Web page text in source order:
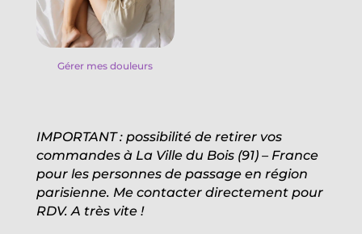
Gérer mes douleurs
IMPORTANT : possibilité de retirer vos
commandes à La Ville du Bois (91) – France
pour les personnes de passage en région
parisienne. Me contacter directement pour
RDV. A très vite !